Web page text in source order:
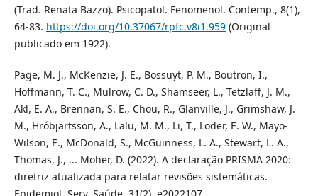
(Trad. Renata Bazzo). Psicopatol. Fenomenol. Contemp., 8(1),
64-83. https://doi.org/10.37067/rpfc.v8i1.959(Original
publicado em 1922).
Page, M. J., McKenzie, J. E., Bossuyt, P. M., Boutron, I.,
Hoffmann, T. C., Mulrow, C. D., Shamseer, L., Tetzlaff, J. M.,
Akl, E. A., Brennan, S. E., Chou, R., Glanville, J., Grimshaw, J.
M., Hróbjartsson, A., Lalu, M. M., Li, T., Loder, E. W., Mayo-
Wilson, E., McDonald, S., McGuinness, L. A., Stewart, L. A.,
Thomas, J., ... Moher, D. (2022). A declaração PRISMA 2020:
diretriz atualizada para relatar revisões sistemáticas.
Epidemiol. Serv. Saúde, 31(2), e2022107.